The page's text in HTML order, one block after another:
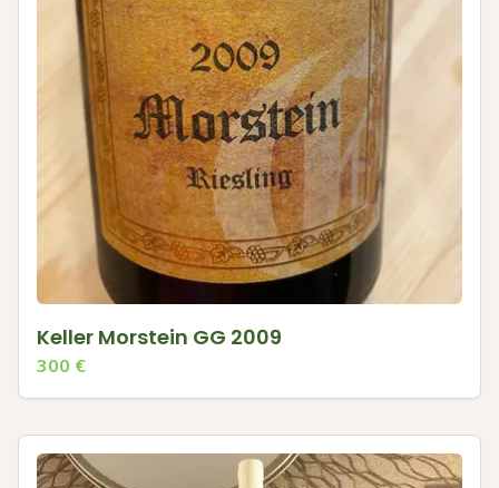
Keller Morstein GG 2009
300 €